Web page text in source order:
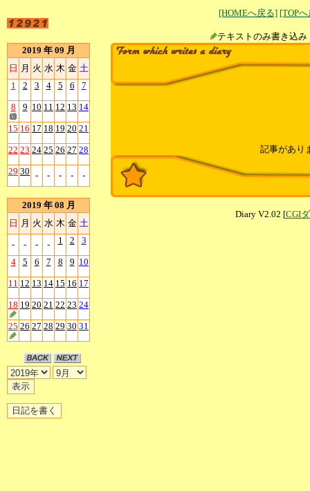
[HOMEへ戻る] [TOP
テキストのみ書
2019 年 09 月
日 月 火 水 木 金 土
1
2 3 4 5 6 7
8 9 10 11 12 13 14
15 16 17 18 19 20 21
22 23 24 25 26 27 28
29 30 - - - - -
2019 年 08 月
日 月 火 水 木 金 土
- - - - 1 2 3
4 5 6 7 8 9 10
11 12 13 14 15 16 17
18 19 20 21 22 23 24
25 26 27 28 29 30 31
記事があり
Diary V2.02 [CGI